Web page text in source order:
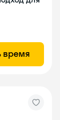
время